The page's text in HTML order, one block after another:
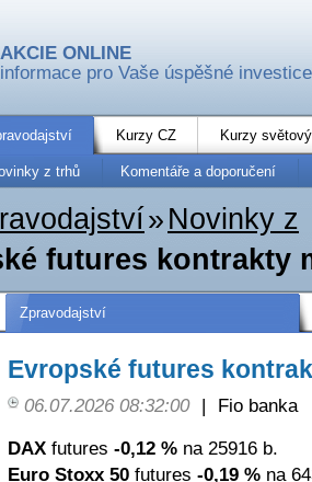
AKCIE ONLINE
informace pro Vaše úspěšné investice
Kurzy CZ Kurzy
z trhů Komentáře a doporučení
» Novinky z
futures kontrakty
Zpravodajství
Evropské futures
06.07.2026 08:32:00 |
Fio banka
DAX futures -0,12 % na 25916 b.
Euro Stoxx 50 futures -0,19 % na